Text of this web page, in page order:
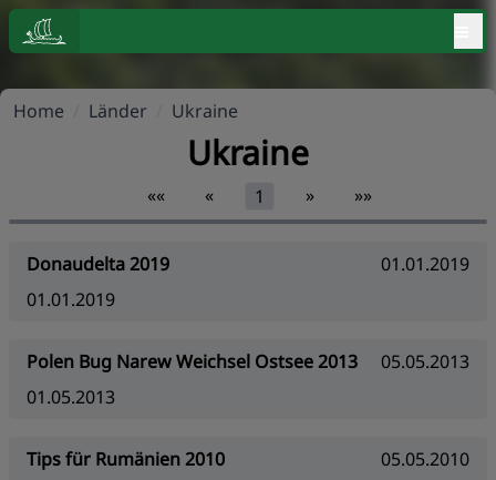
Home Länder Ukraine
Ukraine
«« « 1 » »»
Donaudelta 2019
01.01.2019
01.01.2019
Polen Bug Narew Weichsel Ostsee 2013
05.05.2013
01.05.2013
Tips für Rumänien 2010
05.05.2010